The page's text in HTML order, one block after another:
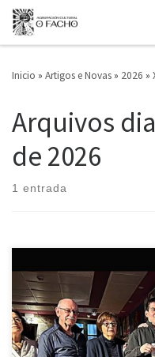
Saltar ao contido
Inicio » Artigos e Novas » 2026 »
Arquivos
de 2026
1 entrada
O pasado 5 de xuño, no local
entrega dos premios dos
Lourenzo, de Poesía e de